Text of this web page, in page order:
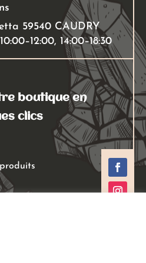
59540 CAUDRY
14:00–18:30
boutique en
clics
de ventes